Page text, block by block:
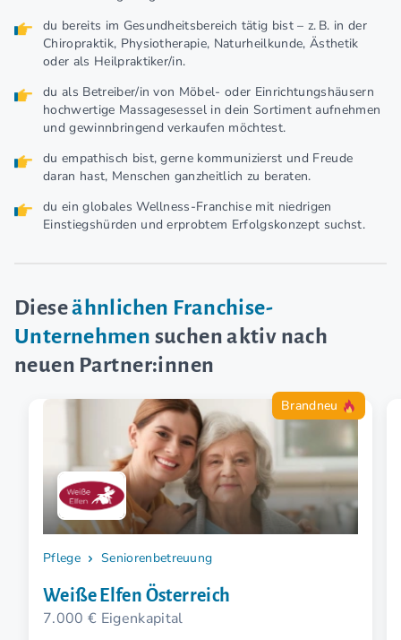
du bereits im Gesundheitsbereich tätig bist – z. B. in der
Chiropraktik, Physiotherapie, Naturheilkunde, Ästhetik
oder als Heilpraktiker/in.
du als Betreiber/in von Möbel- oder Einrichtungshäusern
hochwertige Massagesessel in dein Sortiment aufnehmen
und gewinnbringend verkaufen möchtest.
du empathisch bist, gerne kommunizierst und Freude
daran hast, Menschen ganzheitlich zu beraten.
du ein globales Wellness-Franchise mit niedrigen
Einstiegshürden und erprobtem Erfolgskonzept suchst.
Dieseähnlichen Franchise-
Unternehmen suchen aktiv nach
neuen Partner:innen
Brandneu
Pflege Seniorenbetreuung
Weiße Elfen Österreich
7.000 € Eigenkapital